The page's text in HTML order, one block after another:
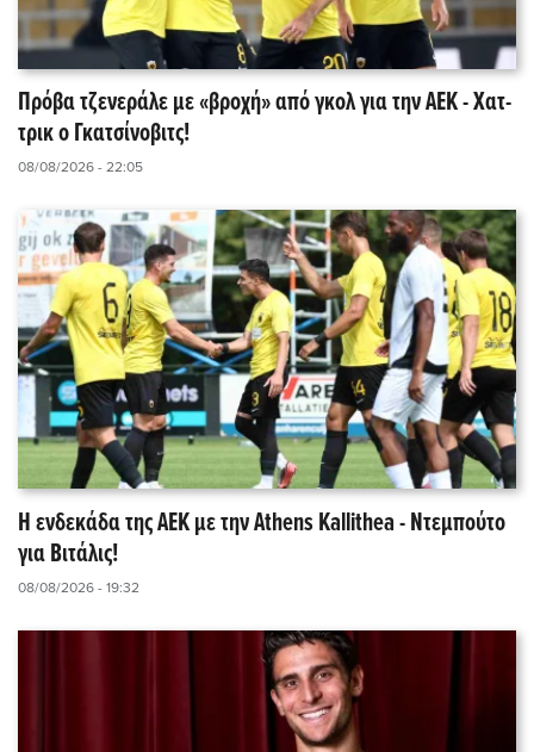
Πρόβα τζενεράλε με «βροχή» από γκολ για την ΑΕΚ - Χατ-
τρικ ο Γκατσίνοβιτς!
08/08/2026 - 22:05
Η ενδεκάδα της ΑΕΚ με την Athens Kallithea - Ντεμπούτο
για Βιτάλις!
08/08/2026 - 19:32